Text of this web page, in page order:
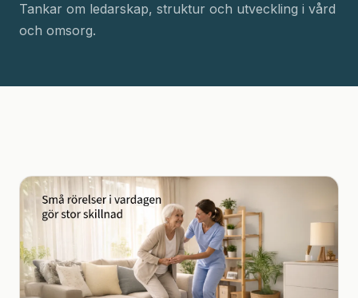
Tankar om ledarskap, struktur och utveckling i vård
och omsorg.